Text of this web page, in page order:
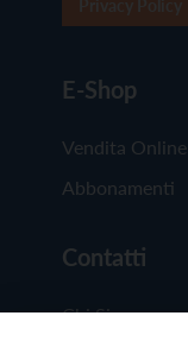
E-Shop
Vendita Online
Abbonamenti
Contatti
Chi Siamo